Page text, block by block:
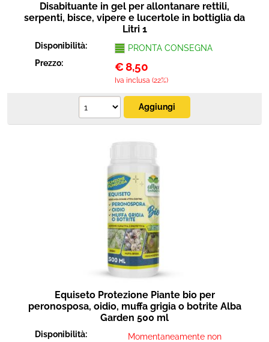
Disabituante in gel per allontanare rettili,
serpenti, bisce, vipere e lucertole in bottiglia da
Litri 1
Disponibilità:
PRONTA CONSEGNA
Prezzo:
€8,50
Iva inclusa (22%)
Equiseto Protezione Piante bio per
peronosposa, oidio, muffa grigia o botrite Alba
Garden 500 ml
Disponibilità:
Momentaneamente non